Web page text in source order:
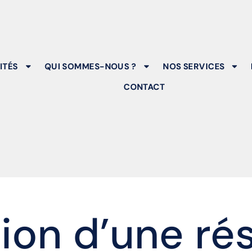
QUI SOMMES-NOUS ? NOS SERVICES
CONTACT
d’une